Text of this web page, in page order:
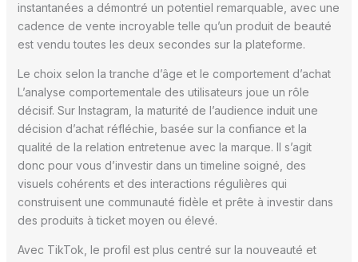
instantanées a démontré un potentiel remarquable, avec une
cadence de vente incroyable telle qu’un produit de beauté
est vendu toutes les deux secondes sur la plateforme.
Le choix selon la tranche d’âge et le comportement d’achat
L’analyse comportementale des utilisateurs joue un rôle
décisif. Sur Instagram, la maturité de l’audience induit une
décision d’achat réfléchie, basée sur la confiance et la
qualité de la relation entretenue avec la marque. Il s’agit
donc pour vous d’investir dans un timeline soigné, des
visuels cohérents et des interactions régulières qui
construisent une communauté fidèle et prête à investir dans
des produits à ticket moyen ou élevé.
Avec TikTok, le profil est plus centré sur la nouveauté et